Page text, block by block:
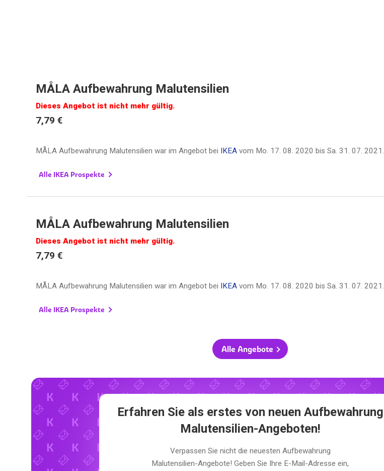
MÅLA Aufbewahrung Malutensilien
Dieses Angebot ist nicht mehr gültig.
7,79 €
MÅLA Aufbewahrung Malutensilien war im Angebot bei IKEAvom Mo. 17. 08. 2020 bis Sa. 31. 07. 2021 .
Alle IKEA Prospekte
MÅLA Aufbewahrung Malutensilien
Dieses Angebot ist nicht mehr gültig.
7,79 €
MÅLA Aufbewahrung Malutensilien war im Angebot bei IKEAvom Mo. 17. 08. 2020 bis Sa. 31. 07. 2021 .
Alle IKEA Prospekte
Alle Angebote
Erfahren Sie als erstes von neuen Aufbewahrung
Malutensilien-Angeboten!
Verpassen Sie nicht die neuesten Aufbewahrung
Malutensilien-Angebote! Geben Sie Ihre E-Mail-Adresse ein,